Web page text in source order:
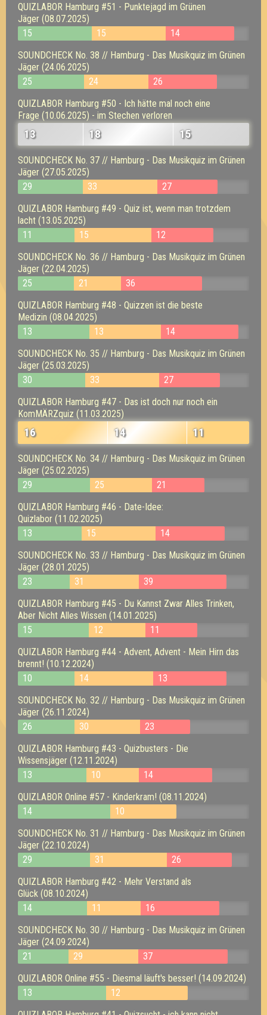
QUIZLABOR Hamburg #51 - Punktejagd im Grünen
Jäger (08.07.2025)
15
15
14
SOUNDCHECK No. 38 // Hamburg - Das Musikquiz im Grünen
Jäger (24.06.2025)
25
24
26
QUIZLABOR Hamburg #50 - Ich hätte mal noch eine
Frage (10.06.2025) - im Stechen verloren
13 18 15
SOUNDCHECK No. 37 // Hamburg - Das Musikquiz im Grünen
Jäger (27.05.2025)
29
33
27
QUIZLABOR Hamburg #49 - Quiz ist, wenn man trotzdem
lacht (13.05.2025)
11
15
12
SOUNDCHECK No. 36 // Hamburg - Das Musikquiz im Grünen
Jäger (22.04.2025)
25
21
36
QUIZLABOR Hamburg #48 - Quizzen ist die beste
Medizin (08.04.2025)
13
13
14
SOUNDCHECK No. 35 // Hamburg - Das Musikquiz im Grünen
Jäger (25.03.2025)
30
33
27
QUIZLABOR Hamburg #47 - Das ist doch nur noch ein
KomMÄRZquiz (11.03.2025)
16 14 11
SOUNDCHECK No. 34 // Hamburg - Das Musikquiz im Grünen
Jäger (25.02.2025)
29
25
21
QUIZLABOR Hamburg #46 - Date-Idee:
Quizlabor (11.02.2025)
13
15
14
SOUNDCHECK No. 33 // Hamburg - Das Musikquiz im Grünen
Jäger (28.01.2025)
23
31
39
QUIZLABOR Hamburg #45 - Du Kannst Zwar Alles Trinken,
Aber Nicht Alles Wissen (14.01.2025)
15
12
11
QUIZLABOR Hamburg #44 - Advent, Advent - Mein Hirn das
brennt! (10.12.2024)
10
14
13
SOUNDCHECK No. 32 // Hamburg - Das Musikquiz im Grünen
Jäger (26.11.2024)
26
30
23
QUIZLABOR Hamburg #43 - Quizbusters - Die
Wissensjäger (12.11.2024)
13
10
14
QUIZLABOR Online #57 - Kinderkram! (08.11.2024)
14
10
SOUNDCHECK No. 31 // Hamburg - Das Musikquiz im Grünen
Jäger (22.10.2024)
29
31
26
QUIZLABOR Hamburg #42 - Mehr Verstand als
Glück (08.10.2024)
14
11
16
SOUNDCHECK No. 30 // Hamburg - Das Musikquiz im Grünen
Jäger (24.09.2024)
21
29
37
QUIZLABOR Online #55 - Diesmal läuft's besser! (14.09.2024)
13
12